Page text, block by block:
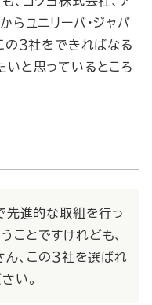
らユニリーバ・ジャパ
の３社をできればなる
と思っているところ
先進的な取組を行っ
ことですけれども、
ん、この３社を選ばれ
い。